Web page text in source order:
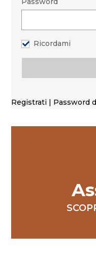
Ricordami
Registrati | Password